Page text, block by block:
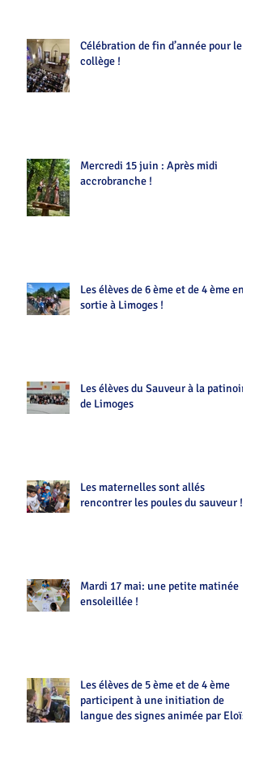
Célébration de fin d’année pour le
collège !
Mercredi 15 juin : Après midi
accrobranche !
Les élèves de 6 ème et de 4 ème en
sortie à Limoges !
Les élèves du Sauveur à la patinoire
de Limoges
Les maternelles sont allés
rencontrer les poules du sauveur !!
Mardi 17 mai: une petite matinée
ensoleillée !
Les élèves de 5 ème et de 4 ème
participent à une initiation de
langue des signes animée par Eloïse